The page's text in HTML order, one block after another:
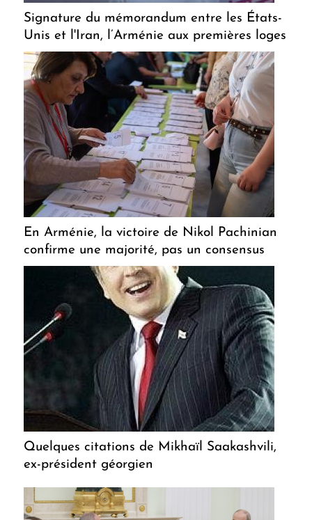
Signature du mémorandum entre les États-
Unis et l'Iran, l’Arménie aux premières loges
En Arménie, la victoire de Nikol Pachinian
confirme une majorité, pas un consensus
Quelques citations de Mikhaïl Saakashvili,
ex-président géorgien